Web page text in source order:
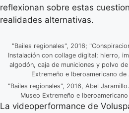
reflexionan sobre estas
realidades alternativas.
"Bailes regionales", 2016;
Instalación con collage digital; hierro,
algodón, caja de municiones y polvo
Extremeño e Iberoamericano
"Bailes regionales", 2016, Abel
Museo Extremeño e
La videoperformance de